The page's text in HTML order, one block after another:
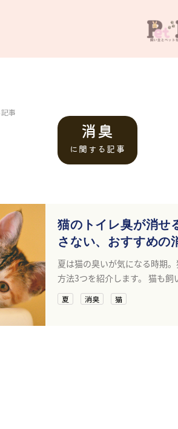
事
消臭
に関する記事
猫のトイレ臭が消せ
さない、おすすめの
夏は猫の臭いが気になる時期
方法3つを紹介します。 猫も
しましょう。
夏 消臭 猫